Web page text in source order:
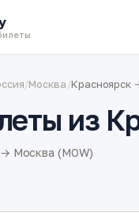
/Москва/Красноярск
из
Москва (MOW)